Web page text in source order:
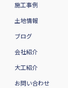
施工事例
土地情報
ブログ
会社紹介
大工紹介
お問い合わせ